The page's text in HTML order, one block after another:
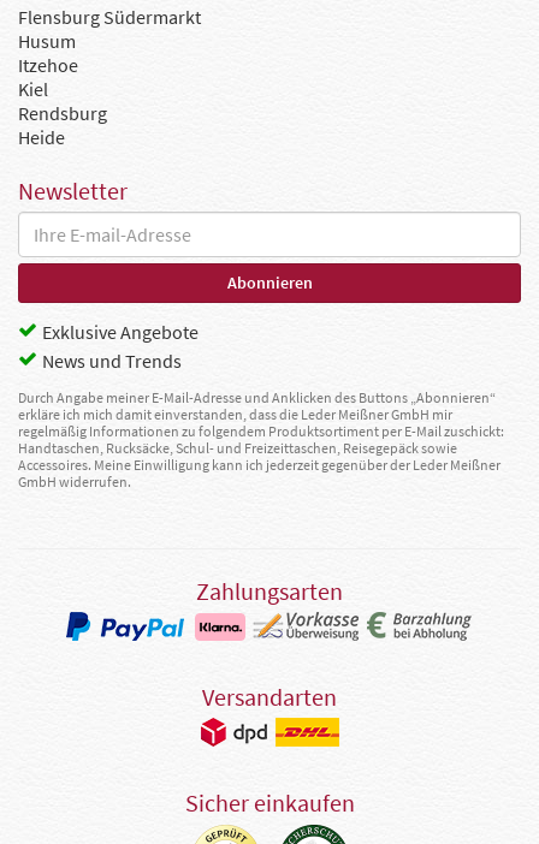
Flensburg Südermarkt
Husum
Itzehoe
Kiel
Rendsburg
Heide
Newsletter
Exklusive Angebote
News und Trends
Durch Angabe meiner E-Mail-Adresse und Anklicken des Buttons „Abonnieren“
erkläre ich mich damit einverstanden, dass die Leder Meißner GmbH mir
regelmäßig Informationen zu folgendem Produktsortiment per E-Mail zuschickt:
Handtaschen, Rucksäcke, Schul- und Freizeittaschen, Reisegepäck sowie
Accessoires. Meine Einwilligung kann ich jederzeit gegenüber der Leder Meißner
GmbH widerrufen.
Zahlungsarten
Versandarten
Sicher einkaufen